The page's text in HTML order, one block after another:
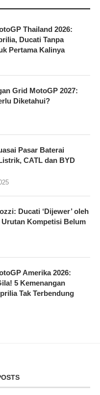
Thailand 2026:
Ducati Tanpa
Pertama Kalinya
Grid MotoGP 2027:
Diketahui?
Pasar Baterai
CATL dan BYD
Ducati ‘Dijewer’ oleh
Kompetisi Belum
Amerika 2026:
5 Kemenangan
Tak Terbendung